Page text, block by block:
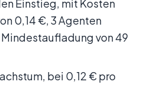
Einstieg, mit Kosten
0,14 €, 3 Agenten
von 49
bei 0,12 € pro